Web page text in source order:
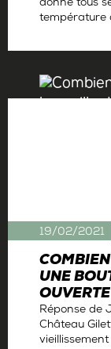
donne tous
température
UNE
Réponse de
Château
19/02/2021